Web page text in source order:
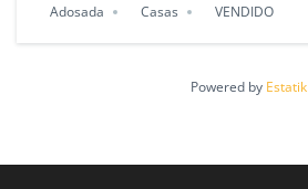
Adosada
Casas VENDIDO
Powered by Estatik